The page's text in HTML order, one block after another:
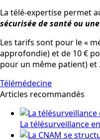
La télé-expertise permet
sécurisée de santé ou
Les tarifs sont pour le «
approfondie) et de 10 €
pour un même patient) et
Télémédecine
Articles recommandés
La télésurveillance